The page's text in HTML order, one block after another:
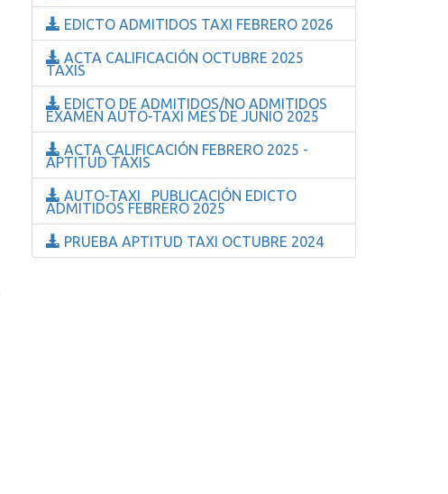
EDICTO ADMITIDOS TAXI FEBRERO 2026
ACTA CALIFICACIÓN OCTUBRE 2025
TAXIS
EDICTO DE ADMITIDOS/NO ADMITIDOS
EXAMEN AUTO-TAXI MES DE JUNIO 2025
ACTA CALIFICACIÓN FEBRERO 2025 -
APTITUD TAXIS
AUTO-TAXI _PUBLICACIÓN EDICTO
ADMITIDOS FEBRERO 2025
PRUEBA APTITUD TAXI OCTUBRE 2024